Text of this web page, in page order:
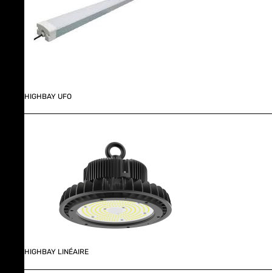
HIGHBAY UFO
HIGHBAY LINÉAIRE